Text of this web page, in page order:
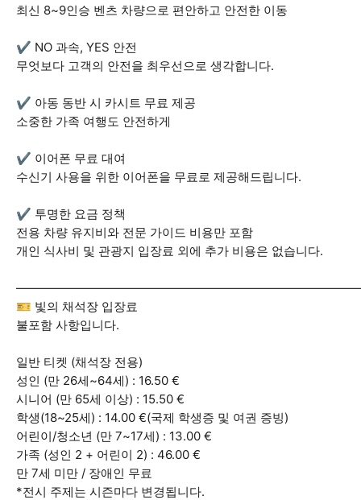
최신 8~9인승 벤츠 차량으로 편안하고 안전한 이동
✔️ NO 과속, YES 안전
무엇보다 고객의 안전을 최우선으로 생각합니다.
✔️ 아동 동반 시 카시트 무료 제공
소중한 가족 여행도 안전하게
✔️ 이어폰 무료 대여
수신기 사용을 위한 이어폰을 무료로 제공해드립니다.
✔️ 투명한 요금 정책
전용 차량 유지비와 전문 가이드 비용만 포함
개인 식사비 및 관광지 입장료 외에 추가 비용은 없습니다.
🎫 빛의 채석장 입장료
불포함 사항입니다.
일반 티켓 (채석장 전용)
성인 (만 26세~64세) : 16.50 €
시니어 (만 65세 이상) : 15.50 €
학생(18~25세) : 14.00 €(국제 학생증 및 여권 증빙)
어린이/청소년 (만 7~17세) : 13.00 €
가족 (성인 2 + 어린이 2) : 46.00 €
만 7세 미만 / 장애인 무료
*전시 주제는 시즌마다 변경됩니다.